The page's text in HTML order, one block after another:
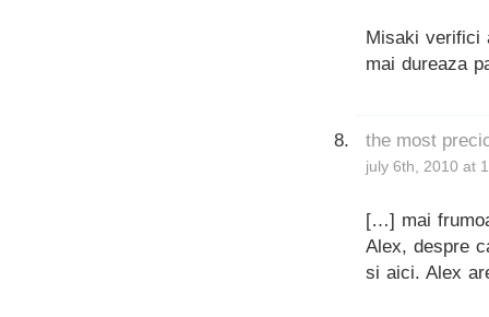
Misaki verifici
mai dureaza
the most
july 6th, 2010 at
[…] mai
Alex, despre
si aici. Alex